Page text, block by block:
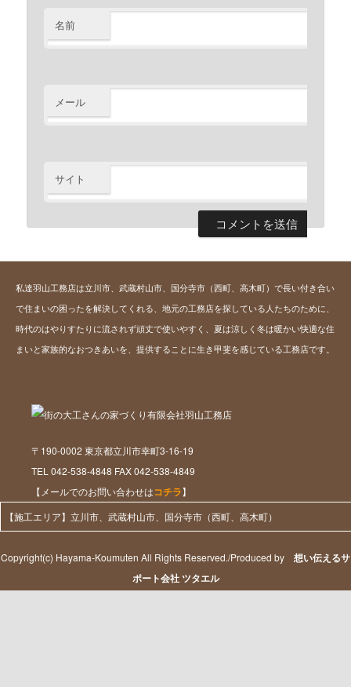
名前
メール
サイト
私達羽山工務店は立川市、武蔵村山市、国分寺市（西町、高木町）で長い付き合い
で住まいの困ったを解決してくれる、地元の工務店を探している人たちのために、
時代のはやりすたりに流されず頑丈で使いやすく、夏は涼しく冬は暖かい快適な住
まいと家族的なおつきあいを、提供することに生き甲斐を感じている工務店です。
〒190-0002 東京都立川市幸町3-16-19
TEL 042-538-4848 FAX 042-538-4849
【メールでのお問い合わせはコチラ】
【施工エリア】立川市、武蔵村山市、国分寺市（西町、高木町）
Copyright(c) Hayama-Koumuten All Rights Reserved./Produced by 想い伝えるサ
ポート会社 ツタエル